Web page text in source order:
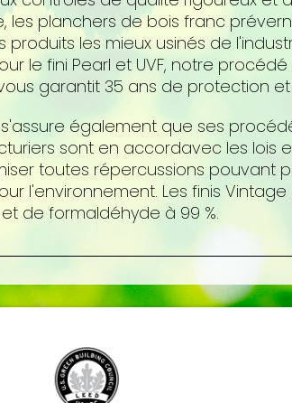
les planchers de bois franc
produits les mieux usinés de
le fini Pearl et UVF, notre
garantit 35 ans de protection
également que ses
sont en accordavec les lois
toutes répercussions pouvant
l'environnement. Les finis
de formaldéhyde à 99 %.